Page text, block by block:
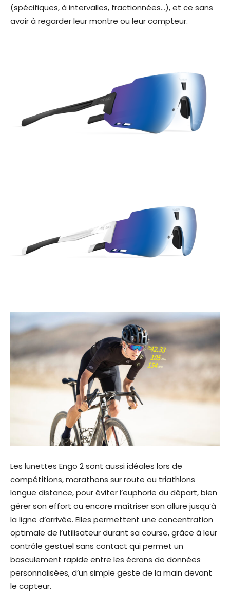
(spécifiques, à intervalles, fractionnées…), et ce sans
avoir à regarder leur montre ou leur compteur.
Les lunettes Engo 2 sont aussi idéales lors de
compétitions, marathons sur route ou triathlons
longue distance, pour éviter l’euphorie du départ, bien
gérer son effort ou encore maîtriser son allure jusqu’à
la ligne d’arrivée. Elles permettent une concentration
optimale de l’utilisateur durant sa course, grâce à leur
contrôle gestuel sans contact qui permet un
basculement rapide entre les écrans de données
personnalisées, d’un simple geste de la main devant
le capteur.